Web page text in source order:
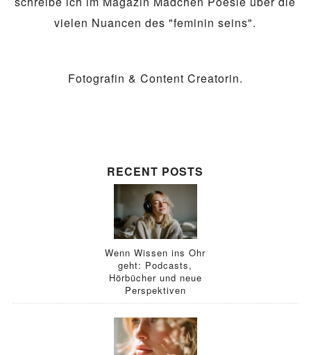
vielen Nuancen des "feminin seins".
Fotografin & Content Creatorin.
RECENT POSTS
Wenn Wissen ins Ohr
geht: Podcasts,
Hörbücher und neue
Perspektiven